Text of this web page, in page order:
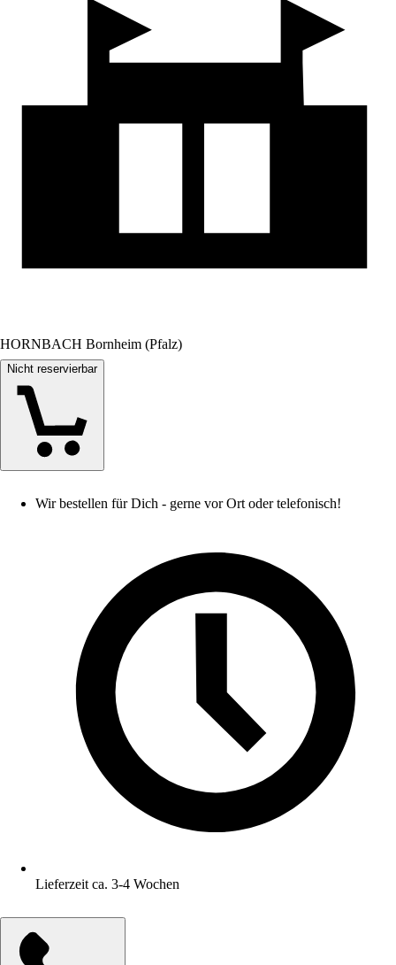
HORNBACH Bornheim (Pfalz)
Nicht reservierbar
Wir bestellen für Dich - gerne vor Ort oder telefonisch!
Lieferzeit ca. 3-4 Wochen